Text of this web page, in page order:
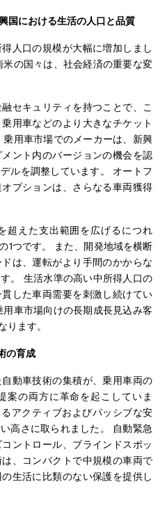
国における生活の人口と品質
人口の規模が大幅に増加しまし
の国々は、社会経済の重要な変
セキュリティを持つことで、こ
用車などのより大きなチケット
用車市場でのメーカーは、新興
ント内のバージョンの機会を認
ルを調整しています。 オートフ
プションは、さらなる車両獲得
超えた支出範囲を広げるにつれ
1つです。 また、開発地域を横断
は、運転がより手間のかからな
。 生活水準の高い中所得人口の
した車両需要を刺激し続けてい
車市場向けの長期成長見込み客
ります。
の育成
動車技術の集積が、乗用車両の
案の両方に革命を起こしていま
アクティブおよびパッシブな安
高さに取られました。 自動緊急
ントロール、ブラインドスポッ
、コンパクトで中規模の車両で
生活に比類のない保護を提供し